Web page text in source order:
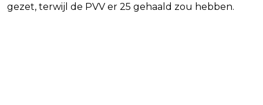
gezet, terwijl de PVV er 25 gehaald zou hebben.